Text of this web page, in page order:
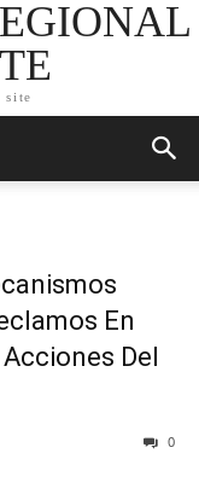
site
En
Del
0